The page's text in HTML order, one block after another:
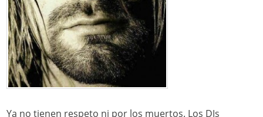
Ya no tienen respeto ni por los muertos. Los DJs